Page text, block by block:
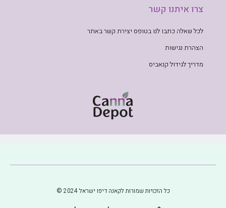
צרו איתנו קשר
לכל שאלה כתבו לנו בטופס יצירת קשר באתר
הצהרת נגישות
מדריך לגידול קנאביס
כל הזכויות שמורות לקאנה דיפו ישראל 2024 ©